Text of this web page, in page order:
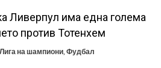
Ливерпул има една голема
против Тотенхем
Лига на шампиони, Фудбал